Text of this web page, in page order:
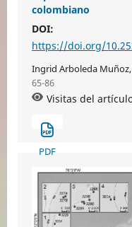
colombiano
DOI:
https://doi.org/
Ingrid Arboleda
65-86
Visitas del
PDF